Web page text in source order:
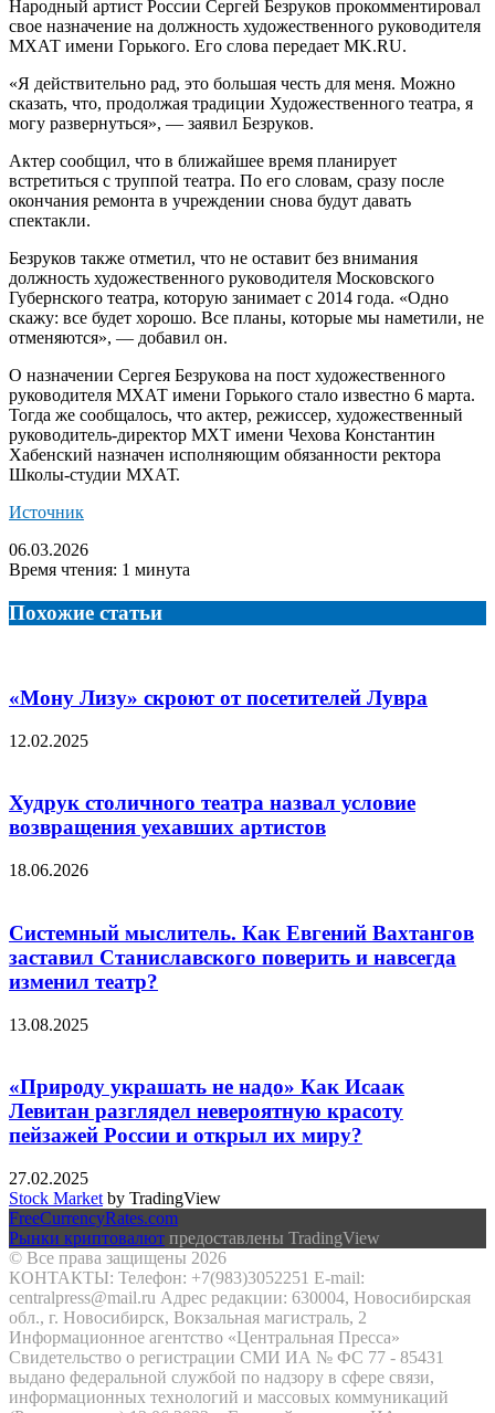
Народный артист России Сергей Безруков прокомментировал
свое назначение на должность художественного руководителя
МХАТ имени Горького. Его слова передает MK.RU.
«Я действительно рад, это большая честь для меня. Можно
сказать, что, продолжая традиции Художественного театра, я
могу развернуться», — заявил Безруков.
Актер сообщил, что в ближайшее время планирует
встретиться с труппой театра. По его словам, сразу после
окончания ремонта в учреждении снова будут давать
спектакли.
Безруков также отметил, что не оставит без внимания
должность художественного руководителя Московского
Губернского театра, которую занимает с 2014 года. «Одно
скажу: все будет хорошо. Все планы, которые мы наметили, не
отменяются», — добавил он.
О назначении Сергея Безрукова на пост художественного
руководителя МХАТ имени Горького стало известно 6 марта.
Тогда же сообщалось, что актер, режиссер, художественный
руководитель-директор МХТ имени Чехова Константин
Хабенский назначен исполняющим обязанности ректора
Школы-студии МХАТ.
Источник
06.03.2026
Время чтения: 1 минута
Похожие статьи
«Мону Лизу» скроют от посетителей Лувра
12.02.2025
Худрук столичного театра назвал условие
возвращения уехавших артистов
18.06.2026
Системный мыслитель. Как Евгений Вахтангов
заставил Станиславского поверить и навсегда
изменил театр?
13.08.2025
«Природу украшать не надо» Как Исаак
Левитан разглядел невероятную красоту
пейзажей России и открыл их миру?
27.02.2025
Stock Market by TradingView
FreeCurrencyRates.com
Рынки криптовалют предоставлены TradingView
© Все права защищены 2026
КОНТАКТЫ: Телефон: +7(983)3052251 E-mail:
centralpress@mail.ru Адрес редакции: 630004, Новосибирская
обл., г. Новосибирск, Вокзальная магистраль, 2
Информационное агентство «Центральная Пресса»
Свидетельство о регистрации СМИ ИА № ФС 77 - 85431
выдано федеральной службой по надзору в сфере связи,
информационных технологий и массовых коммуникаций